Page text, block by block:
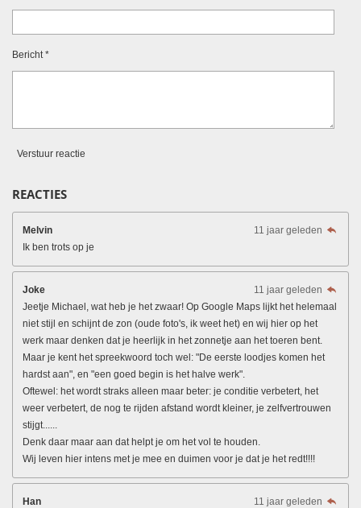
Bericht *
Verstuur reactie
REACTIES
Melvin
11 jaar geleden
Ik ben trots op je
Joke
11 jaar geleden
Jeetje Michael, wat heb je het zwaar! Op Google Maps lijkt het helemaal
niet stijl en schijnt de zon (oude foto's, ik weet het) en wij hier op het
werk maar denken dat je heerlijk in het zonnetje aan het toeren bent.
Maar je kent het spreekwoord toch wel: "De eerste loodjes komen het
hardst aan", en "een goed begin is het halve werk".
Oftewel: het wordt straks alleen maar beter: je conditie verbetert, het
weer verbetert, de nog te rijden afstand wordt kleiner, je zelfvertrouwen
stijgt......
Denk daar maar aan dat helpt je om het vol te houden.
Wij leven hier intens met je mee en duimen voor je dat je het redt!!!!
Han
11 jaar geleden